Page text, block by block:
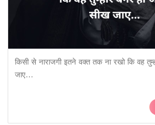
किसी से नाराजगी इतने वक्त तक ना रखो कि वह
जाए…